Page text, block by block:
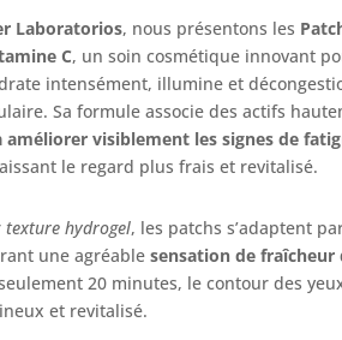
Laboratorios, nous présentons les
C, un soin cosmétique innovant
intensément, illumine et
Sa formule associe des actifs
améliorer visiblement les signes de
le regard plus frais et revitalisé.
texture hydrogel, les patchs s’adaptent
une agréablesensation de fraîcheur
20 minutes, le contour des
et revitalisé.